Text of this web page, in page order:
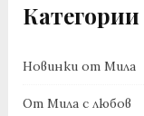
Категории
Новинки от Мила
От Мила с любов